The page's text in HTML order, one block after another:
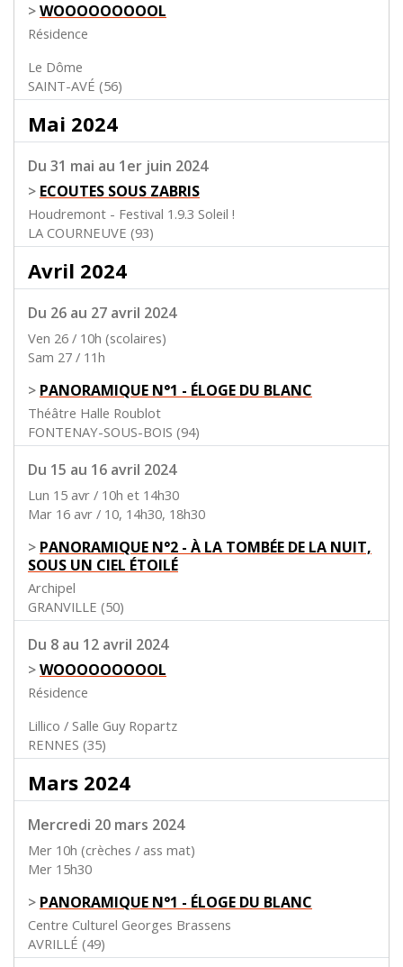
>WOOOOOOOOOL
Résidence
Le Dôme
SAINT-AVÉ (56)
Mai 2024
Du 31 mai au 1er juin 2024
> ECOUTES SOUS ZABRIS
Houdremont - Festival 1.9.3 Soleil !
LA COURNEUVE (93)
Avril 2024
Du 26 au 27 avril 2024
Ven 26 / 10h (scolaires)
Sam 27 / 11h
> PANORAMIQUE N°1 - ÉLOGE DU BLANC
Théâtre Halle Roublot
FONTENAY-SOUS-BOIS (94)
Du 15 au 16 avril 2024
Lun 15 avr / 10h et 14h30
Mar 16 avr / 10, 14h30, 18h30
> PANORAMIQUE N°2 - À LA TOMBÉE DE LA NUIT,
SOUS UN CIEL ÉTOILÉ
Archipel
GRANVILLE (50)
Du 8 au 12 avril 2024
>WOOOOOOOOOL
Résidence
Lillico / Salle Guy Ropartz
RENNES (35)
Mars 2024
Mercredi 20 mars 2024
Mer 10h (crèches / ass mat)
Mer 15h30
> PANORAMIQUE N°1 - ÉLOGE DU BLANC
Centre Culturel Georges Brassens
AVRILLÉ (49)